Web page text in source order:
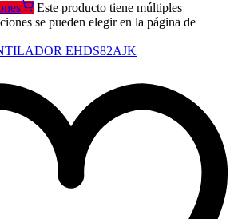
Este producto tiene múltiples
se pueden elegir en la página de